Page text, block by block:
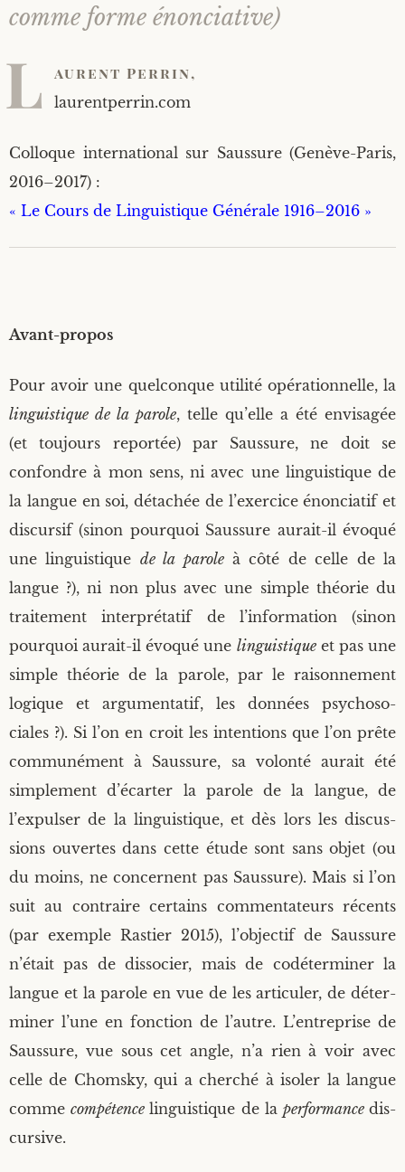
comme forme énonciative)
L aurent Per­rin,
laurentperrin.com
Col­loque inter­na­tio­nal sur Saus­sure (Genève-Paris,
2016–2017) :
« Le Cours de Lin­guis­tique Géné­rale 1916–2016 »
Avant-pro­pos
Pour avoir une quel­conque uti­li­té opé­ra­tion­nelle, la
lin­guis­tique de la parole, telle qu’elle a été envi­sa­gée
(et tou­jours repor­tée) par Saus­sure, ne doit se
confondre à mon sens, ni avec une lin­guis­tique de
la langue en soi, déta­chée de l’exercice énon­cia­tif et
dis­cur­sif (sinon pour­quoi Saus­sure aurait-il évo­qué
une lin­guis­tique de la paroleà côté de celle de la
langue ?), ni non plus avec une simple théo­rie du
trai­te­ment inter­pré­ta­tif de l’information (sinon
pour­quoi aurait-il évo­qué une lin­guis­tiqueet pas une
simple théo­rie de la parole, par le rai­son­ne­ment
logique et argu­men­ta­tif, les don­nées psy­cho­so­
ciales ?). Si l’on en croit les inten­tions que l’on prête
com­mu­né­ment à Saus­sure, sa volon­té aurait été
sim­ple­ment d’écarter la parole de la langue, de
l’expulser de la lin­guis­tique, et dès lors les dis­cus­
sions ouvertes dans cette étude sont sans objet (ou
du moins, ne concernent pas Saus­sure). Mais si l’on
suit au contraire cer­tains com­men­ta­teurs récents
(par exemple Ras­tier 2015), l’objectif de Saus­sure
n’était pas de dis­so­cier, mais de codé­ter­mi­ner la
langue et la parole en vue de les arti­cu­ler, de déter­
mi­ner l’une en fonc­tion de l’autre. L’entreprise de
Saus­sure, vue sous cet angle, n’a rien à voir avec
celle de Chom­sky, qui a cher­ché à iso­ler la langue
commecom­pé­tencelin­guis­tique de la per­for­mancedis­
cur­sive.